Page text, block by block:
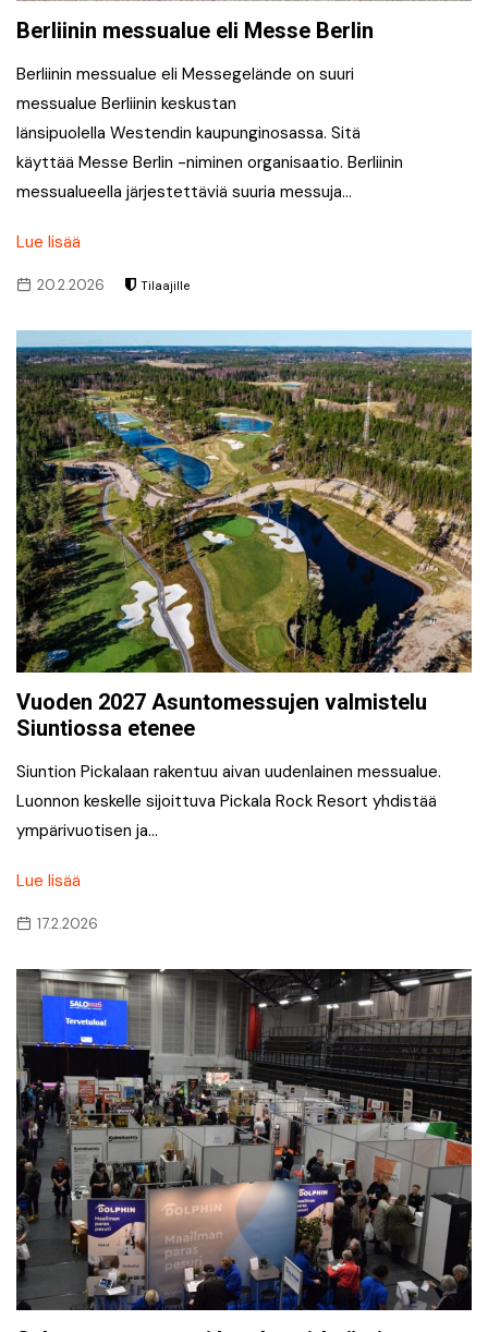
Berliinin messualue eli Messe Berlin
Berliinin messualue eli Messegelände on suuri
messualue Berliinin keskustan
länsipuolella Westendin kaupunginosassa. Sitä
käyttää Messe Berlin -niminen organisaatio. Berliinin
messualueella järjestettäviä suuria messuja…
Lue lisää
20.2.2026 Tilaajille
Vuoden 2027 Asuntomessujen valmistelu
Siuntiossa etenee
Siuntion Pickalaan rakentuu aivan uudenlainen messualue.
Luonnon keskelle sijoittuva Pickala Rock Resort yhdistää
ympärivuotisen ja…
Lue lisää
17.2.2026